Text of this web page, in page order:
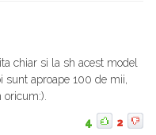
chiar si la sh acest model
sunt aproape 100 de mii,
oricum:).
4 2